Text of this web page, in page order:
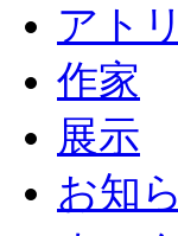
アト
作家
展示
お知